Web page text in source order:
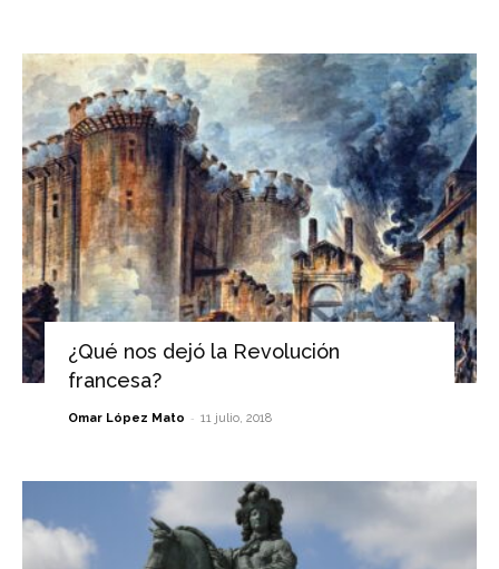
¿Qué nos dejó la Revolución
francesa?
Omar López Mato - 11 julio, 2018